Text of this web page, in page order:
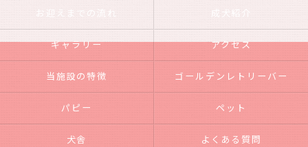
お迎えまでの流れ 成犬紹介
ギャラリー アクセス
当施設の特徴 ゴールデンレトリーバー
パピー ペット
犬舎 よくある質問